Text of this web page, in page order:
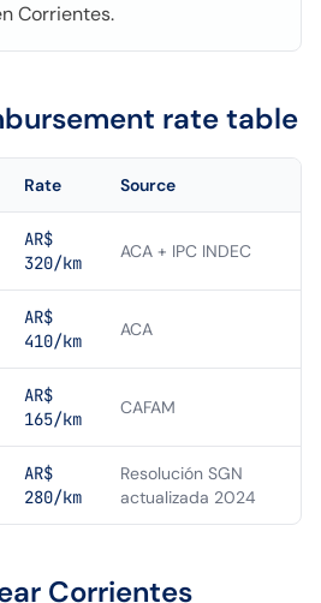
Corrientes.
rate table
Rate Source
AR$
320/km
ACA + IPC INDEC
AR$
410/km
ACA
AR$
165/km
CAFAM
AR$
280/km
Resolución SGN
actualizada 2024
Corrientes